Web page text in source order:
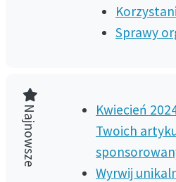
Sprawy
Najnowsze
Kwiecień
Twoich
Wyrwij